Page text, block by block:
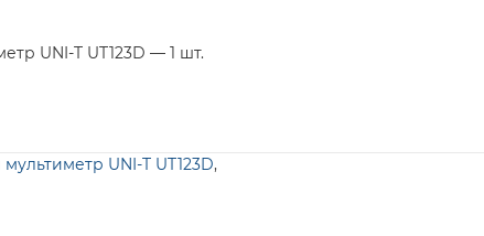
UNI-T UT123D — 1 шт.
UNI-T UT123D,